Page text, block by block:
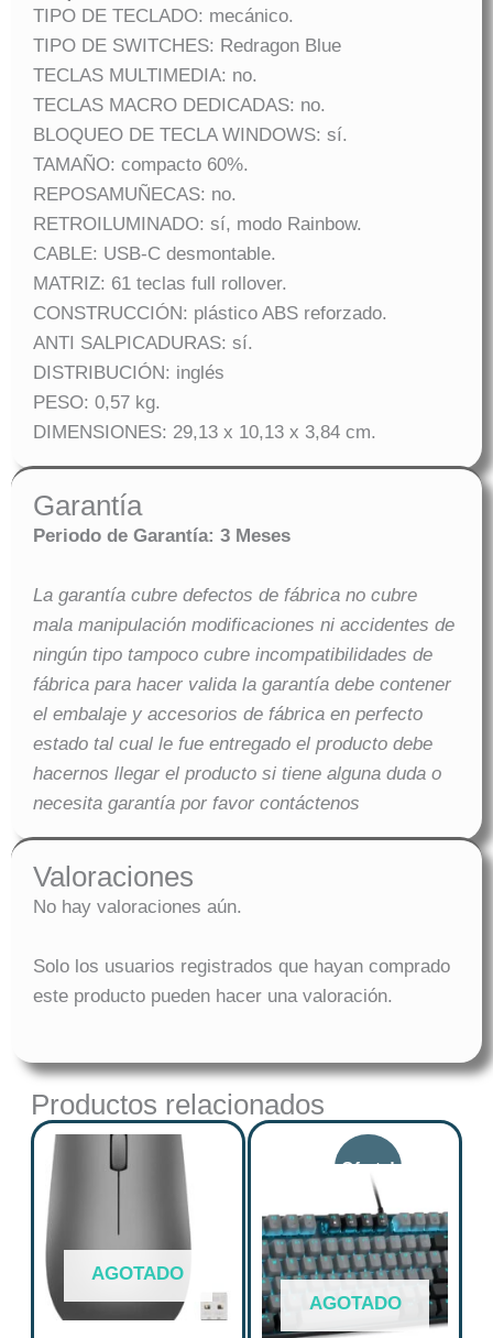
TIPO DE TECLADO: mecánico.
TIPO DE SWITCHES: Redragon Blue
TECLAS MULTIMEDIA: no.
TECLAS MACRO DEDICADAS: no.
BLOQUEO DE TECLA WINDOWS: sí.
TAMAÑO: compacto 60%.
REPOSAMUÑECAS: no.
RETROILUMINADO: sí, modo Rainbow.
CABLE: USB-C desmontable.
MATRIZ: 61 teclas full rollover.
CONSTRUCCIÓN: plástico ABS reforzado.
ANTI SALPICADURAS: sí.
DISTRIBUCIÓN: inglés
PESO: 0,57 kg.
DIMENSIONES: 29,13 x 10,13 x 3,84 cm.
Garantía
Periodo de Garantía: 3 Meses
La garantía cubre defectos de fábrica no cubre
mala manipulación modificaciones ni accidentes de
ningún tipo tampoco cubre incompatibilidades de
fábrica para hacer valida la garantía debe contener
el embalaje y accesorios de fábrica en perfecto
estado tal cual le fue entregado el producto debe
hacernos llegar el producto si tiene alguna duda o
necesita garantía por favor contáctenos
Valoraciones
No hay valoraciones aún.
Solo los usuarios registrados que hayan comprado
este producto pueden hacer una valoración.
Productos relacionados
AGOTADO
Este
producto
múltiples
variantes.
Las
opciones
AGOTADO
Price
$
through
$
Este
producto
tiene
múltiples
variantes.
Las
opciones